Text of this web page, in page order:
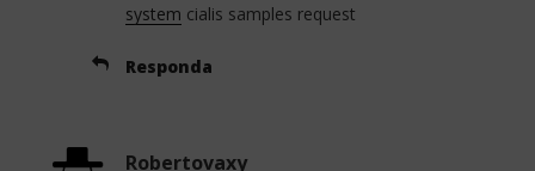
system cialis samples request
Responda
Robertovaxy